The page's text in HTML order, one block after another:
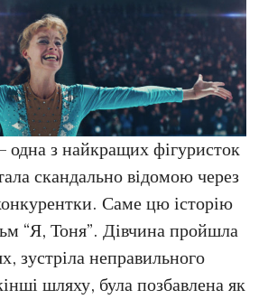
одна з найкращих фігуристок
скандально відомою через
Саме цю історію
“Я, Тоня”. Дівчина пройшла
зустріла неправильного
шляху, була позбавлена як